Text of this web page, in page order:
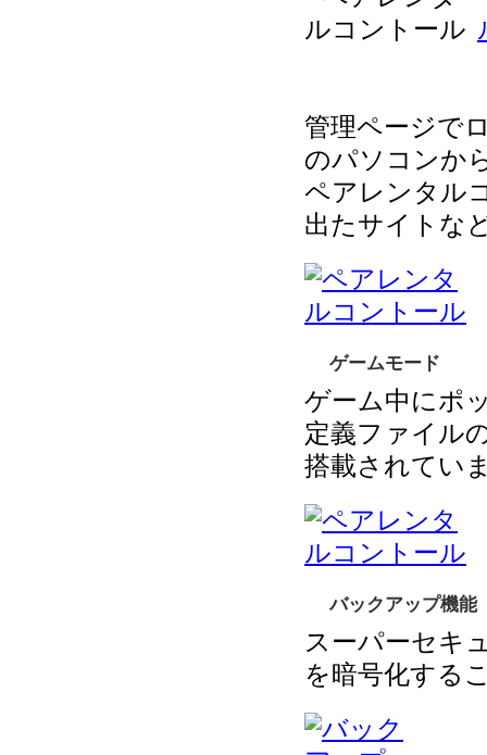
管理ページで
のパソコンか
ペアレンタル
出たサイトな
ゲームモード
ゲーム中にポ
定義ファイル
搭載されてい
バックアップ機能
スーパーセキ
を暗号化する